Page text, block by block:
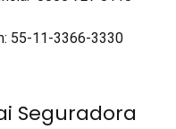
55-11-3366-3330
Seguradora